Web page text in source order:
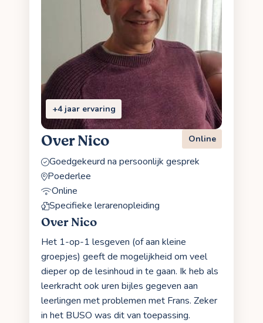
+4 jaar ervaring
Over Nico Online
Goedgekeurd na persoonlijk gesprek
Poederlee
Online
Specifieke lerarenopleiding
Over Nico
Het 1-op-1 lesgeven (of aan kleine
groepjes) geeft de mogelijkheid om veel
dieper op de lesinhoud in te gaan. Ik heb als
leerkracht ook uren bijles gegeven aan
leerlingen met problemen met Frans. Zeker
in het BUSO was dit van toepassing.